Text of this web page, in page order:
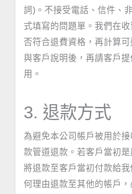
詞)。不接受電話、信件、
式填寫的問題單。我們在
否符合退費資格，再計算
與客戶說明後，再請客戶
用。
3. 退款方式
為避免本公司帳戶被用於
款管道退款。若客戶當初
將退款至客戶當初付款給
何理由退款至其他的帳戶